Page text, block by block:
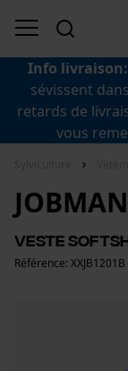
Info livraison:
sévissent
retards de
vous
JOBMAN
Veste
Référence: XXJB1201B